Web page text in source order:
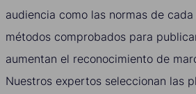
audiencia como las normas de
métodos comprobados para
aumentan el reconocimiento de
Nuestros expertos seleccionan las